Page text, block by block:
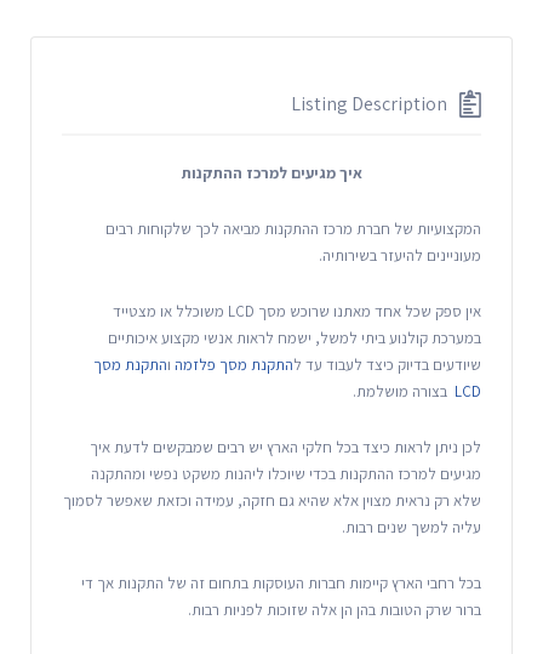
Listing Description
איך מגיעים למרכז ההתקנות
המקצועיות של חברת מרכז ההתקנות מביאה לכך שלקוחות רבים
מעוניינים להיעזר בשירותיה.
אין ספק שכל אחד מאתנו שרוכש מסך LCD משוכלל או מצטייד
במערכת קולנוע ביתי למשל, ישמח לראות אנשי מקצוע איכותיים
שיודעים בדיוק כיצד לעבוד עד להתקנת מסך פלזמה והתקנת מסך
LCD בצורה מושלמת.
לכן ניתן לראות כיצד בכל חלקי הארץ יש רבים שמבקשים לדעת איך
מגיעים למרכז ההתקנות בכדי שיוכלו ליהנות משקט נפשי ומהתקנה
שלא רק נראית מצוין אלא שהיא גם חזקה, עמידה וכזאת שאפשר לסמוך
עליה למשך שנים רבות.
בכל רחבי הארץ קיימות חברות העוסקות בתחום זה של התקנות אך די
ברור שרק הטובות בהן הן אלה שזוכות לפניות רבות.